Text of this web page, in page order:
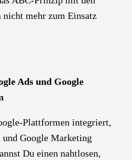
mehr zum Einsatz
Ads und Google
Plattformen integriert,
und Google Marketing
Du einen nahtlosen,